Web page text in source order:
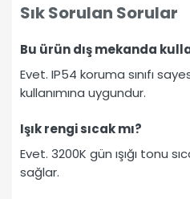
Sık Sorulan Sorular
Bu ürün dış mekanda
Evet. IP54 koruma sınıfı
kullanımına uygundur.
Işık rengi sıcak mı?
Evet. 3200K gün ışığı tonu
sağlar.